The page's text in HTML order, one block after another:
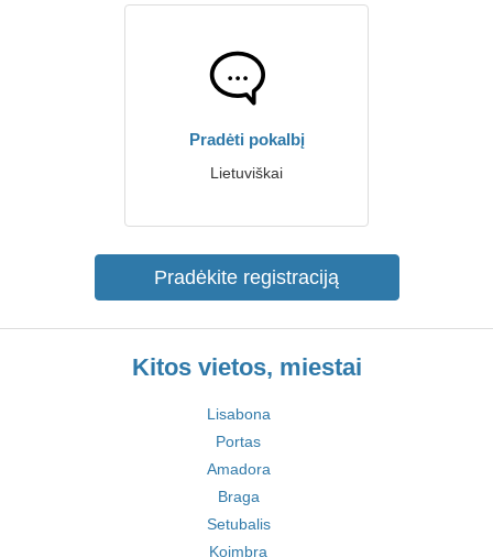
Pradėti pokalbį
Lietuviškai
Pradėkite registraciją
Kitos vietos, miestai
Lisabona
Portas
Amadora
Braga
Setubalis
Koimbra